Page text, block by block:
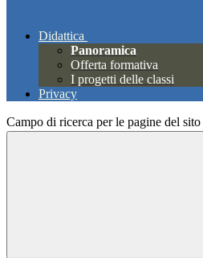
Didattica
Panoramica
Offerta formativa
I progetti delle classi
Privacy
Campo di ricerca per le pagine del sito